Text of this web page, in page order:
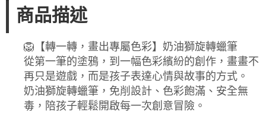
商品描述
🦁【轉一轉，畫出專屬色彩】奶油獅旋轉蠟筆
從第一筆的塗鴉，到一幅色彩繽紛的創作，畫畫不
再只是遊戲，而是孩子表達心情與故事的方式。
奶油獅旋轉蠟筆，免削設計、色彩飽滿、安全無
毒，陪孩子輕鬆開啟每一次創意冒險。